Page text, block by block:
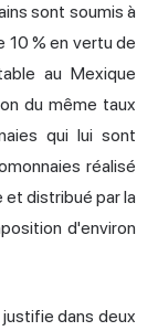
sont soumis à
10 % en vertu de
au Mexique
du même taux
qui lui sont
réalisé
distribué par la
d'environ
dans deux